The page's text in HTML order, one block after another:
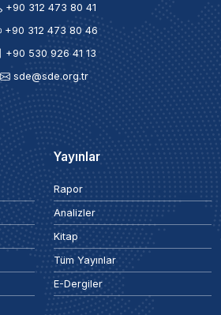
+90 312 473 80 41
+90 312 473 80 46
+90 530 926 41 13
sde@sde.org.tr
Yayınlar
Rapor
Analizler
Kitap
Tüm Yayınlar
E-Dergiler